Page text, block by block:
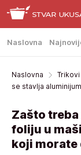
Naslovna
Naslovna
se stavlja
Zašto
foliju u
koji morate